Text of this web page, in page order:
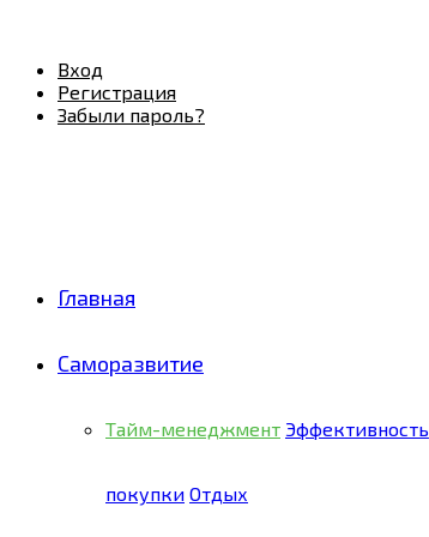
Вход
Регистрация
Забыли пароль?
Главная
Саморазвитие
Тайм-менеджмент Эффективность
покупки Отдых